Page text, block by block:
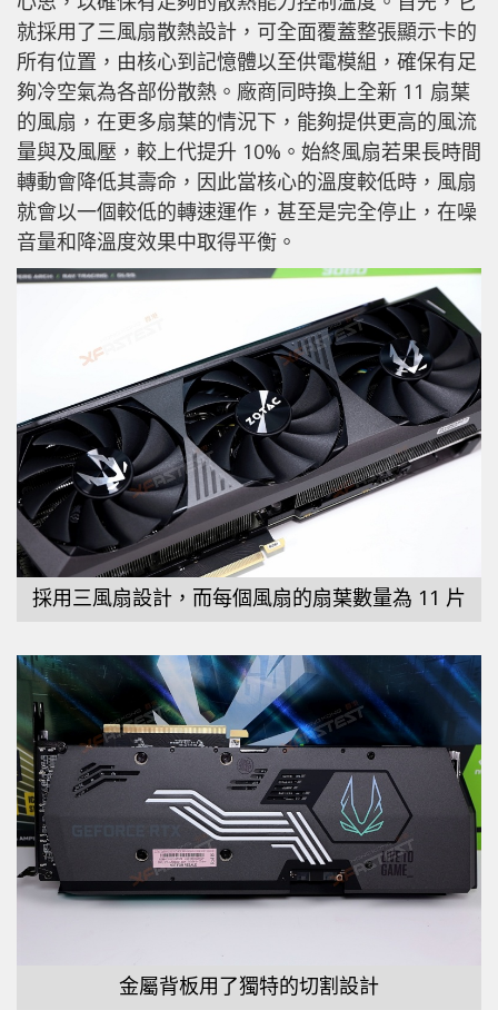
就採用了三風扇散熱設計，可全面覆蓋整張顯示卡的
所有位置，由核心到記憶體以至供電模組，確保有足
夠冷空氣為各部份散熱。廠商同時換上全新 11 扇葉
的風扇，在更多扇葉的情況下，能夠提供更高的風流
量與及風壓，較上代提升 10%。始終風扇若果長時間
轉動會降低其壽命，因此當核心的溫度較低時，風扇
就會以一個較低的轉速運作，甚至是完全停止，在噪
音量和降溫度效果中取得平衡。
採用三風扇設計，而每個風扇的扇葉數量為 11 片
金屬背板用了獨特的切割設計